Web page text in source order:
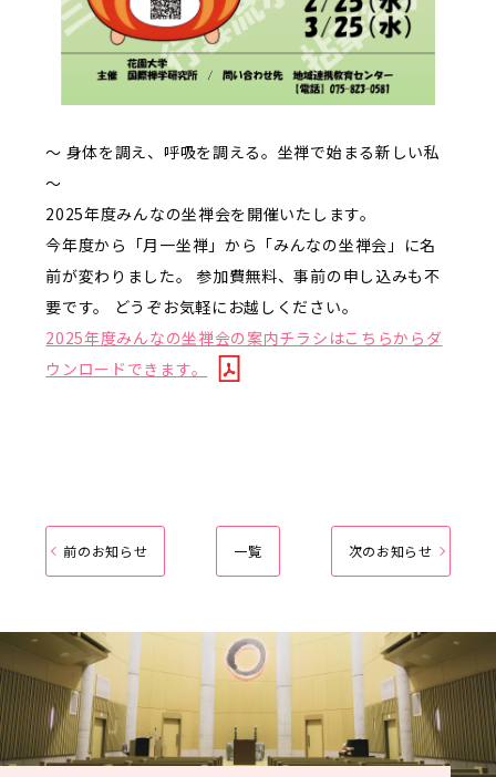
～ 身体を調え、呼吸を調える。坐禅で始まる新しい私
～
2025年度みんなの坐禅会を開催いたします。
今年度から「月一坐禅」から「みんなの坐禅会」に名
前が変わりました。 参加費無料、事前の申し込みも不
要です。 どうぞお気軽にお越しください。
2025年度みんなの坐禅会の案内チラシはこちらからダ
ウンロードできます。
前のお知らせ 一覧 次のお知らせ